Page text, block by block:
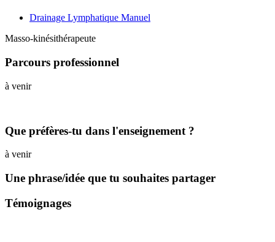
Drainage Lymphatique Manuel
Masso-kinésithérapeute
Parcours professionnel
à venir
Que préfères-tu dans l'enseignement ?
à venir
Une phrase/idée que tu souhaites partager
Témoignages